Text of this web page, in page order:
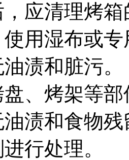
应清理烤
用湿布或
渍和脏污。
、烤架等
渍和食物
行处理。